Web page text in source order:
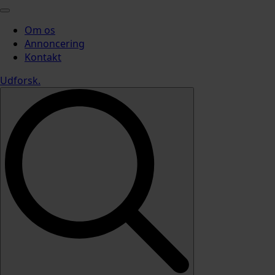
Om os
Annoncering
Kontakt
Udforsk.